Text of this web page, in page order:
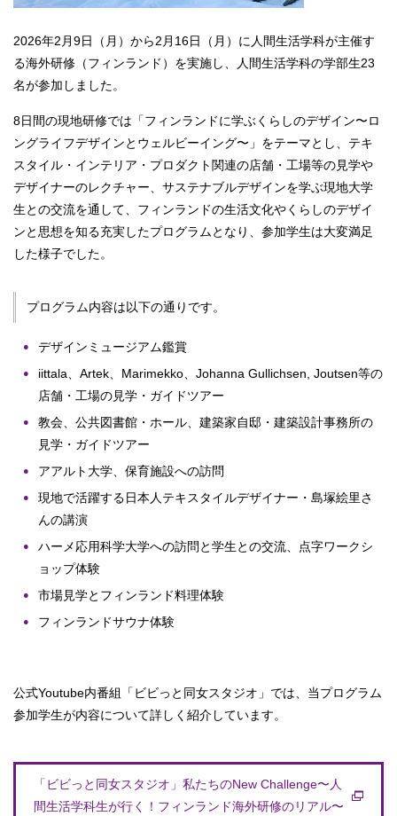
2026年2⽉9⽇（月）から2⽉16⽇（月）に人間生活学科が主催す
る海外研修（フィンランド）を実施し、人間生活学科の学部生23
名が参加しました。
8日間の現地研修では「フィンランドに学ぶくらしのデザイン〜ロ
ングライフデザインとウェルビーイング〜」をテーマとし、テキ
スタイル・インテリア・プロダクト関連の店舗・工場等の見学や
デザイナーのレクチャー、サステナブルデザインを学ぶ現地大学
生との交流を通して、フィンランドの生活文化やくらしのデザイ
ンと思想を知る充実したプログラムとなり、参加学生は大変満足
した様子でした。
プログラム内容は以下の通りです。
デザインミュージアム鑑賞
iittala、Artek、Marimekko、Johanna Gullichsen, Joutsen等の
店舗・工場の見学・ガイドツアー
教会、公共図書館・ホール、建築家自邸・建築設計事務所の
見学・ガイドツアー
アアルト大学、保育施設への訪問
現地で活躍する日本人テキスタイルデザイナー・島塚絵里さ
んの講演
ハーメ応用科学大学への訪問と学生との交流、点字ワークシ
ョップ体験
市場見学とフィンランド料理体験
フィンランドサウナ体験
公式Youtube内番組「ビビっと同女スタジオ」では、当プログラム
参加学生が内容について詳しく紹介しています。
「ビビっと同女スタジオ」私たちのNew Challenge〜人
間生活学科生が行く！フィンランド海外研修のリアル〜